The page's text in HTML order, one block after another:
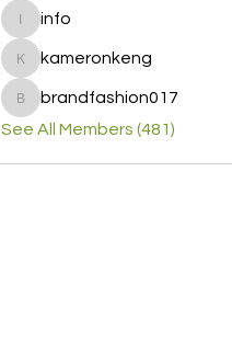
info
info
kameronkeng
kameronkeng
brandfashion017
brandfashion017
See All Members (481)